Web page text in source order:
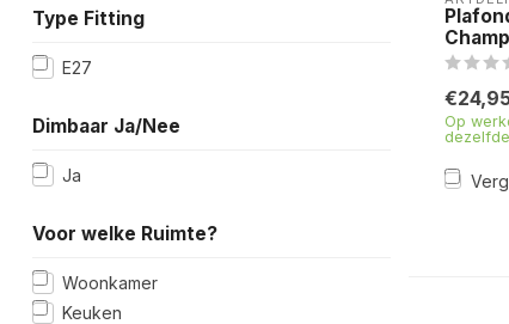
Type Fitting
E27
Dimbaar Ja/Nee
Ja
Voor welke Ruimte?
Woonkamer
Keuken
Op